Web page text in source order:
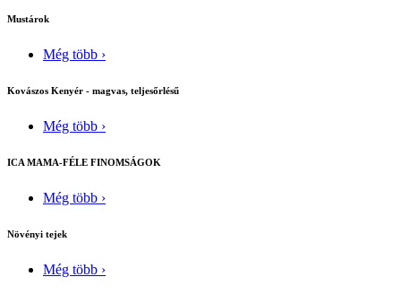
Mustárok
Még több ›
Kovászos Kenyér - magvas, teljesőrlésű
Még több ›
ICA MAMA-FÉLE FINOMSÁGOK
Még több ›
Növényi tejek
Még több ›